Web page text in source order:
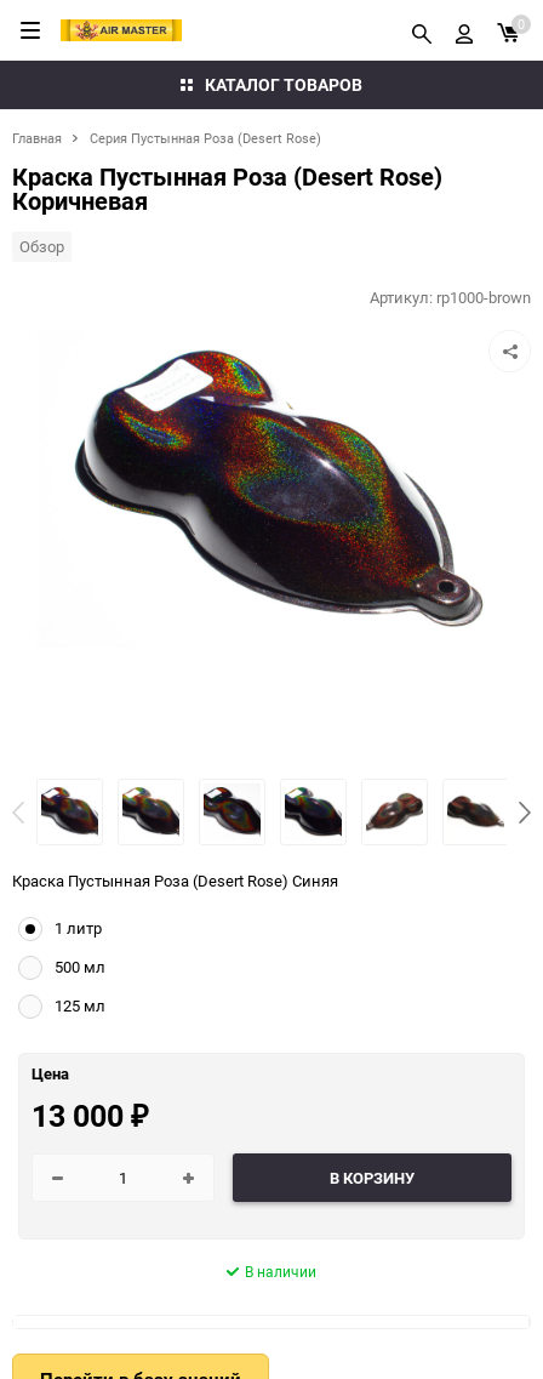
КАТАЛОГ ТОВАРОВ
0
Главная Серия Пустынная Роза (Desert Rose)
Краска Пустынная Роза (Desert Rose)
Коричневая
Обзор
Артикул: rp1000-brown
Краска Пустынная Роза (Desert Rose) Синяя
1 литр
500 мл
125 мл
Цена
13 000 ₽
В КОРЗИНУ
В наличии